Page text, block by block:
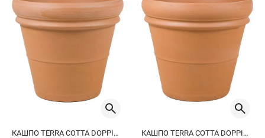
КАШПО TERRA COTTA DOPPIO BORDO КАШПО TERRA COTTA DOPPIO BORDO